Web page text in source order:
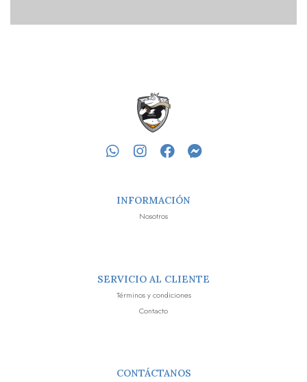
INFORMACIÓN
Nosotros
SERVICIO AL CLIENTE
Términos y condiciones
Contacto
CONTÁCTANOS